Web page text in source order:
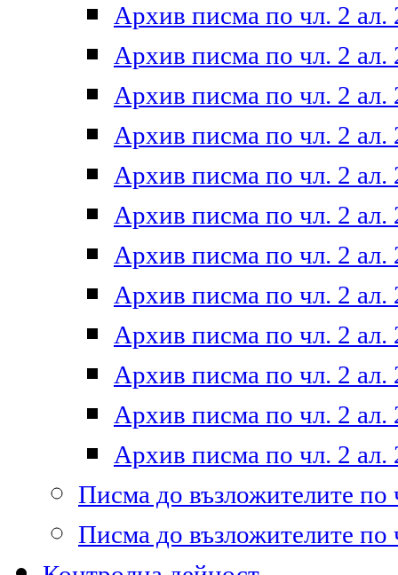
Архив писма по чл. 2 ал.
Архив писма по чл. 2 ал.
Архив писма по чл. 2 ал.
Архив писма по чл. 2 ал.
Архив писма по чл. 2 ал.
Архив писма по чл. 2 ал.
Архив писма по чл. 2 ал.
Архив писма по чл. 2 ал.
Архив писма по чл. 2 ал.
Архив писма по чл. 2 ал.
Архив писма по чл. 2 ал.
Архив писма по чл. 2 ал.
Писма до възложителите по
Писма до възложителите по